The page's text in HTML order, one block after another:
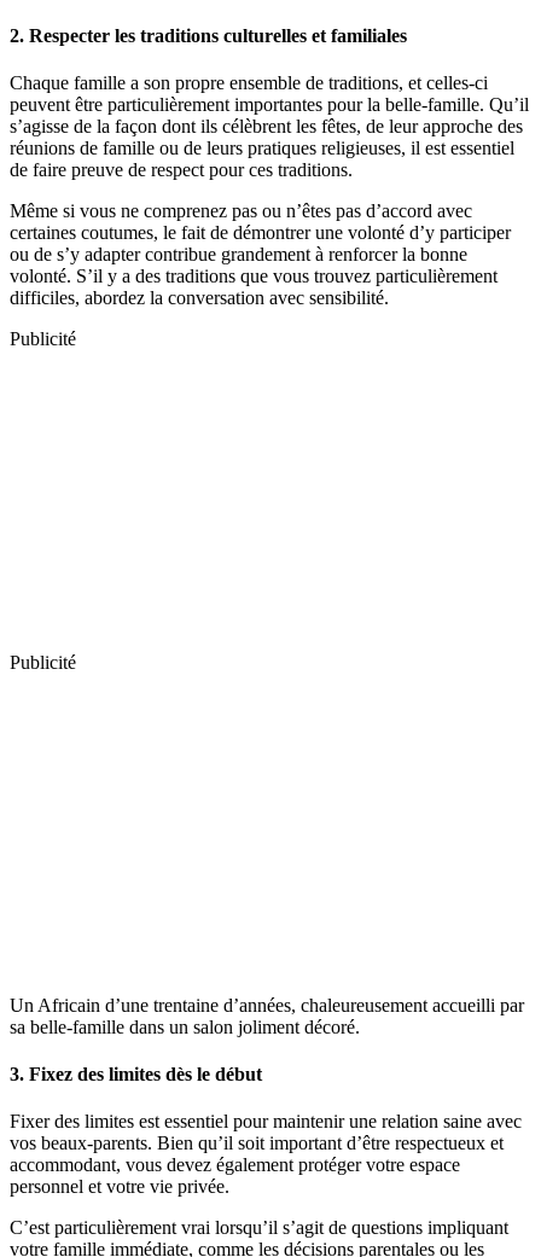
2. Respecter les traditions culturelles et familiales
Chaque famille a son propre ensemble de traditions, et celles-ci
peuvent être particulièrement importantes pour la belle-famille. Qu’il
s’agisse de la façon dont ils célèbrent les fêtes, de leur approche des
réunions de famille ou de leurs pratiques religieuses, il est essentiel
de faire preuve de respect pour ces traditions.
Même si vous ne comprenez pas ou n’êtes pas d’accord avec
certaines coutumes, le fait de démontrer une volonté d’y participer
ou de s’y adapter contribue grandement à renforcer la bonne
volonté. S’il y a des traditions que vous trouvez particulièrement
difficiles, abordez la conversation avec sensibilité.
Publicité
Publicité
Un Africain d’une trentaine d’années, chaleureusement accueilli par
sa belle-famille dans un salon joliment décoré.
3. Fixez des limites dès le début
Fixer des limites est essentiel pour maintenir une relation saine avec
vos beaux-parents. Bien qu’il soit important d’être respectueux et
accommodant, vous devez également protéger votre espace
personnel et votre vie privée.
C’est particulièrement vrai lorsqu’il s’agit de questions impliquant
votre famille immédiate, comme les décisions parentales ou les